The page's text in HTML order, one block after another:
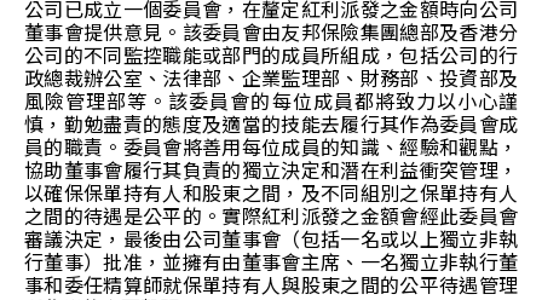
公司已成立一個委員會，在釐定紅利派發之金額時向公司
董事會提供意見。該委員會由友邦保險集團總部及香港分
公司的不同監控職能或部門的成員所組成，包括公司的行
政總裁辦公室、法律部、企業監理部、財務部、投資部及
風險管理部等。該委員會的每位成員都將致力以小心謹
慎，勤勉盡責的態度及適當的技能去履行其作為委員會成
員的職責。委員會將善用每位成員的知識、經驗和觀點，
協助董事會履行其負責的獨立決定和潛在利益衝突管理，
以確保保單持有人和股東之間，及不同組別之保單持有人
之間的待遇是公平的。實際紅利派發之金額會經此委員會
審議決定，最後由公司董事會（包括一名或以上獨立非執
行董事）批准，並擁有由董事會主席、一名獨立非執行董
事和委任精算師就保單持有人與股東之間的公平待遇管理